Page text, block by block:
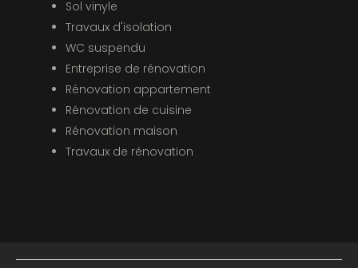
Sol vinyle
Travaux d'isolation
WC suspendu
Entreprise de rénovation
Rénovation appartement
Rénovation de cuisine
Rénovation maison
Travaux de rénovation